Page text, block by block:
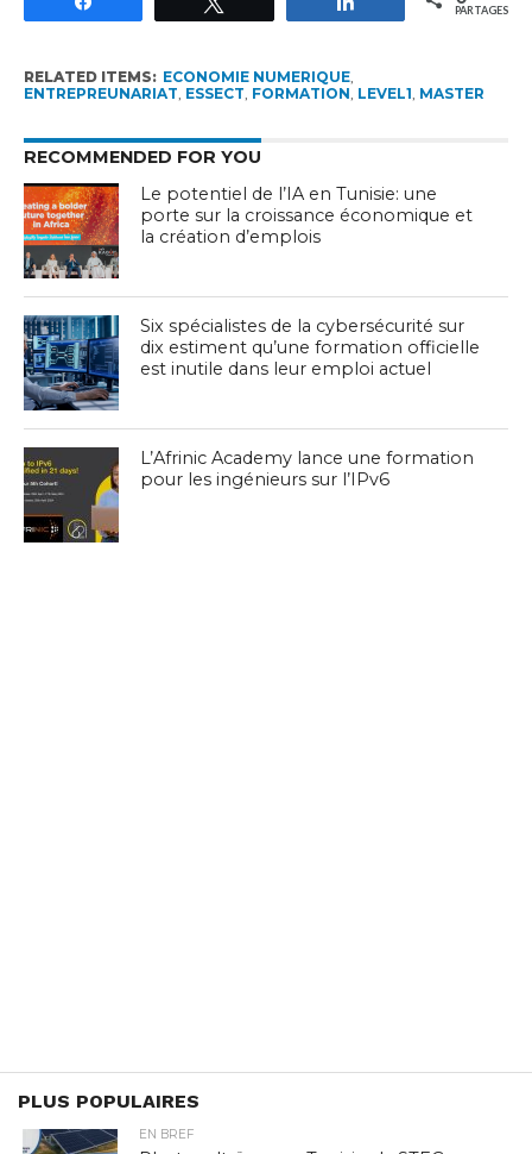
PARTAGES
RELATED ITEMS: ECONOMIE NUMERIQUE,
ENTREPREUNARIAT, ESSECT, FORMATION, LEVEL1, MASTER
RECOMMENDED FOR YOU
Le potentiel de l’IA en Tunisie: une
porte sur la croissance économique et
la création d’emplois
Six spécialistes de la cybersécurité sur
dix estiment qu’une formation officielle
est inutile dans leur emploi actuel
L’Afrinic Academy lance une formation
pour les ingénieurs sur l’IPv6
PLUS POPULAIRES
EN BREF